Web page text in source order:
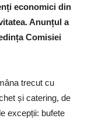
economici din
Anunțul a
Comisiei
trecut cu
și catering, de
excepții: bufete